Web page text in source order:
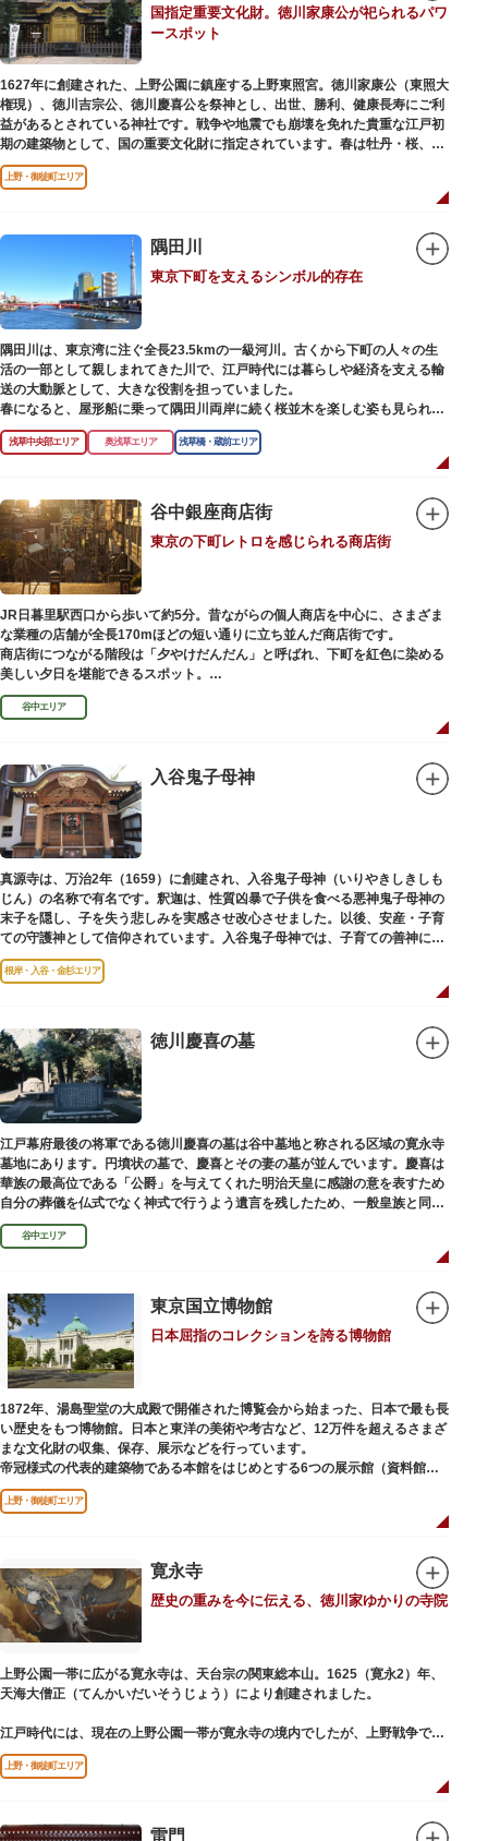
【撞球室】
当時の日本では非常に珍しいスイスの山小屋風の撞球室（ビリヤード場）
で、洋館から地下道でつながっています。通常は非公開ですが、毎月15日
（10月のみ10/16）に先着順で限定公開されています。
【和館大広間】
洋館に併置された名棟 梁大河喜十郎の手によるものと伝えられている書院造
りの和館で、当時は550坪に及ぶ洋館を遥かにしのぐ規模でしたが、現在は
冠婚葬祭などに使われていた大広間の1棟だけが残っています。
を一部踏襲している広大な庭は、建築様式同様に和洋併置式とされ、「芝
庭」をもつ近代庭園の初期の形を残しています。江戸時代の石碑や手水鉢、
庭石などが見られ、煉瓦塀を含めた敷地全体が重要文化財に指定されていま
す。
国指定重要文化財。徳川家康公が祀られるパワ
ースポット
1627年に創建された、上野公園に鎮座する上野東照宮。徳川家康公（東照大
権現）、徳川吉宗公、徳川慶喜公を祭神とし、出世、勝利、健康長寿にご利
益があるとされている神社です。戦争や地震でも崩壊を免れた貴重な江戸初
期の建築物として、国の重要文化財に指定されています。春は牡丹・桜、秋
は紅葉やダリア展、お正月は初詣や冬ぼたん鑑賞の地として、年間を通して
国内外からの参拝者で賑わうスポットです。
軍・徳川家光公が、日光東照宮までお参りに行けない江戸の人々のために建
てられたそう。社殿内部は文化財保護のため通常は非公開ですが、特別公開
が実施されることもあるので、拝観を申し込んでみてはいかがでしょうか。
授与所では、期間・数量限定のお守りや御朱印も授与されているので要チェ
ック。手塚治虫のユニコのお守りなど愛らしいものがありますよ。
上野・御徒町エリア
隅田川
東京下町を支えるシンボル的存在
隅田川は、東京湾に注ぐ全長23.5kmの一級河川。古くから下町の人々の生
活の一部として親しまれてきた川で、江戸時代には暮らしや経済を支える輸
送の大動脈として、大きな役割を担っていました。
春になると、屋形船に乗って隅田川両岸に続く桜並木を楽しむ姿も見られ、
東京スカイツリーとのコラボレーションも、まさに絵になる光景です。ま
た、毎年7月の最終土曜日に開催される「隅田川花火大会」は、東京の夏の
川沿いには「隅田川テラス」と呼ばれる遊歩道も整備されています。心地よ
い風に吹かれながら、緑化が施された遊歩道で散歩やジョギングを楽しんだ
後は、オープンカフェでほっと一息つくのもおすすめです。
隅田川にかかる橋々も、それぞれ特徴的な形をしていて見応えは抜群。せっ
かくなら水上バスに乗船して、優雅に観察してみてはいかがでしょうか。
浅草中央部エリア 奥浅草エリア 浅草橋・蔵前エリア
谷中銀座商店街
東京の下町レトロを感じられる商店街
JR日暮里駅西口から歩いて約5分。昔ながらの個人商店を中心に、さまざま
な業種の店舗が全長170mほどの短い通りに立ち並んだ商店街です。
商店街につながる階段は「夕やけだんだん」と呼ばれ、下町を紅色に染める
美しい夕日を堪能できるスポット。
谷中銀座商店街は1945年頃に自然発生的に生まれ、現在の近隣型商店街へと
発展。昭和の懐かしい商店街の景観を見ることができます。東京の下町レト
観光客が訪れ、買い物や散策を楽しんでいます。
谷中エリア
入谷鬼子母神
真源寺は、万治2年（1659）に創建され、入谷鬼子母神（いりやきしきしも
じん）の名称で有名です。釈迦は、性質凶暴で子供を食べる悪神鬼子母神の
末子を隠し、子を失う悲しみを実感させ改心させました。以後、安産・子育
ての守護神として信仰されています。入谷鬼子母神では、子育ての善神にな
った由来からツノのない「おに」の文字を使っています。
根岸・入谷・金杉エリア
徳川慶喜の墓
江戸幕府最後の将軍である徳川慶喜の墓は谷中墓地と称される区域の寛永寺
墓地にあります。円墳状の墓で、慶喜とその妻の墓が並んでいます。慶喜は
華族の最高位である「公爵」を与えてくれた明治天皇に感謝の意を表すため
自分の葬儀を仏式でなく神式で行うよう遺言を残したため、一般皇族と同じ
ような円墳が建てられました。
谷中エリア
東京国立博物館
日本屈指のコレクションを誇る博物館
1872年、湯島聖堂の大成殿で開催された博覧会から始まった、日本で最も長
い歴史をもつ博物館。日本と東洋の美術や考古など、12万件を超えるさまざ
まな文化財の収集、保存、展示などを行っています。
帝冠様式の代表的建築物である本館をはじめとする6つの展示館（資料館）
からなり、89件の国宝を所蔵。常に貴重な文化財を公開し、講座や講演会、
ワークショップなどを実施しています。国宝や重要文化財などの名品をたど
りながら、真の美術史を堪能し価値あるひと時を過ごしてみてはいかがでし
吹き抜けのエントランスに大理石の大階段がある本館では、壁時計やステン
ドグラスなど格調高い内部装飾にも注目してみてください。初めて来館する
方や時間が限られている方などに向け提案されたコース（日本美術入門／た
てものめぐり／仏像大好き）を参考にめぐるのも良いでしょう。
敷地内にはレストランやミュージアムショップのほか緑豊かな庭園も。季節
ごとの彩りを感じながらゆったりと散策するのもおすすめです。
上野・御徒町エリア
寛永寺
歴史の重みを今に伝える、徳川家ゆかりの寺院
上野公園一帯に広がる寛永寺は、天台宗の関東総本山。1625（寛永2）年、
天海大僧正（てんかいだいそうじょう）により創建されました。
江戸時代には、現在の上野公園一帯が寛永寺の境内でしたが、上野戦争でそ
の多くを焼失。現在は根本中堂をはじめ開山堂（両大師）、不忍池辯天堂、
上野大仏（パゴダ）、輪王殿などの建造物が上野公園とその周辺に点在して
います。戦火を免れた輪王寺門跡御本坊表門、徳川将軍霊廟勅額門など重要
清水観音堂の舞台前に復元された「月の松」は、浮世絵師歌川広重の「名所
上野・御徒町エリア
雷門